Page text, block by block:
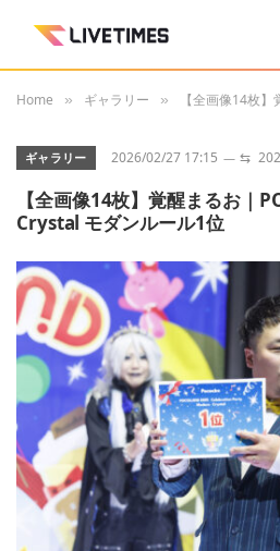
Home » ギャラリー » 【全画像14枚】覚醒ま
ギャラリー 2026/02/27 17:15 ⇆
【全画像14枚】覚醒まるお｜
Crystal モダンルール1位